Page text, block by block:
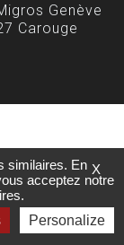
Genève
Carouge
X
similaires. En
acceptez notre
Personalize